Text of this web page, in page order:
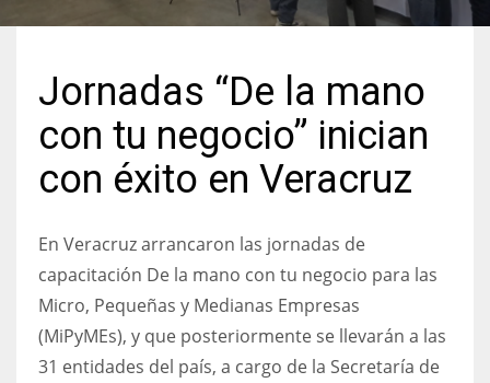
Jornadas “De la mano
con tu negocio” inician
con éxito en Veracruz
En Veracruz arrancaron las jornadas de
capacitación De la mano con tu negocio para las
Micro, Pequeñas y Medianas Empresas
(MiPyMEs), y que posteriormente se llevarán a las
31 entidades del país, a cargo de la Secretaría de